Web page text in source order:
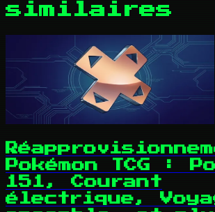
similaires
Pokémon TCG :
151, Courant
électrique,